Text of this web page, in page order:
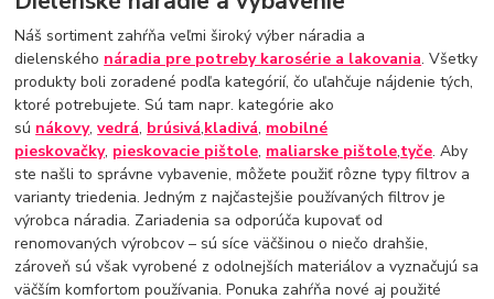
Náš sortiment zahŕňa veľmi široký výber náradia a
dielenského náradia pre potreby karosérie a lakovania. Všetky
produkty boli zoradené podľa kategórií, čo uľahčuje nájdenie tých,
ktoré potrebujete. Sú tam napr. kategórie ako
sú nákovy,vedrá, brúsivá,kladivá, mobilné
pieskovačky, pieskovacie pištole, maliarske pištole,tyče. Aby
ste našli to správne vybavenie, môžete použiť rôzne typy filtrov a
varianty triedenia. Jedným z najčastejšie používaných filtrov je
výrobca náradia. Zariadenia sa odporúča kupovať od
renomovaných výrobcov – sú síce väčšinou o niečo drahšie,
zároveň sú však vyrobené z odolnejších materiálov a vyznačujú sa
väčším komfortom používania. Ponuka zahŕňa nové aj použité